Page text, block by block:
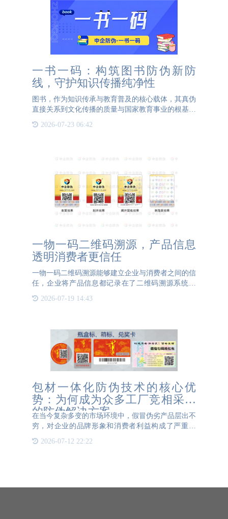
一书一码：构筑图书防伪新防
线，守护知识传播纯净性
图书，作为知识传承与教育普及的核心载体，其真伪
直接关系到文化传播的质量与国家教育事业的根基。
错漏、印刷劣质等问题误导读者，对教育公信力造成
2026-07-23 06:42
一物一码二维码溯源，产品信息
透明消费者更信任
一物一码二维码溯源能够建立企业与消费者之间的信
任，企业将产品信息都记录在了二维码溯源系统当
产和流通的相关信息。如果发现产品出现了质量问
2026-07-19 14:43
包材一体化防伪技术的核心优
势：为何成为众多工厂竞相采纳
的防伪解决方案
在当今复杂多变的市场环境中，假冒伪劣产品层出不
穷，对企业的品牌形象和消费者利益构成了严重威
胁。为了有效应对这一挑战，包材一体化防伪技术应
运而生，并迅速成为众多工厂竞相采纳的防伪解决方
2026-07-12 22:22